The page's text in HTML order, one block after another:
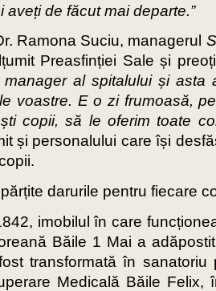
aveți de făcut mai departe.”
Ramona Suciu, managerul
Preasfinției Sale și
manager al spitalului și
voastre. E o zi frumoasă,
copii, să le oferim toate
și personalului care își
darurile pentru fiecare
imobilul în care
Băile 1 Mai a
transformată în
Medicală Băile